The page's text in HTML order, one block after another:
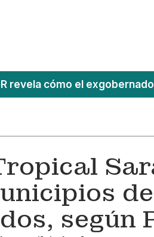
revela cómo el
según